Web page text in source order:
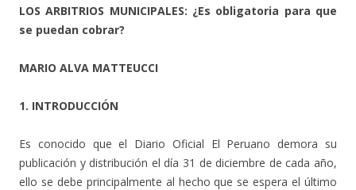
LOS ARBITRIOS MUNICIPALES: ¿Es obligatoria para que
se puedan cobrar?
MARIO ALVA MATTEUCCI
1. INTRODUCCIÓN
Es conocido que el Diario Oficial El Peruano demora su
publicación y distribución el día 31 de diciembre de cada año,
ello se debe principalmente al hecho que se espera el último